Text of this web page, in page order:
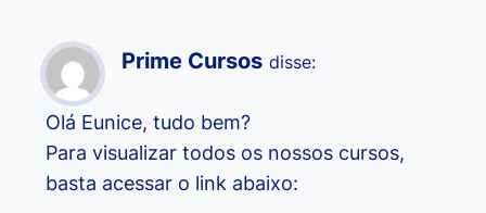
Prime Cursos disse:
Olá Eunice, tudo bem?
Para visualizar todos os nossos cursos,
basta acessar o link abaixo: